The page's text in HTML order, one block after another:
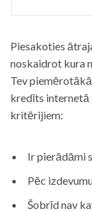
Piesakoties
noskaidrot kura
Tev
kredīts internetā
kritērijiem:
Ir pierādāmi
Pēc
Šobrīd nav